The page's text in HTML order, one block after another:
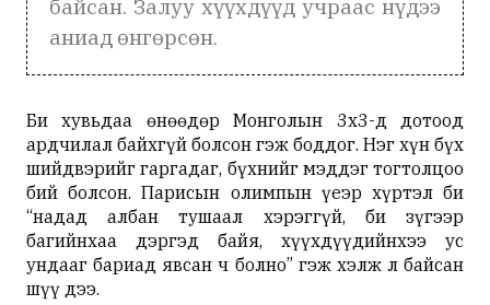
байсан. Залуу хүүхдүүд учраас нүдээ
аниад өнгөрсөн.
Би хувьдаа өнөөдөр Монголын 3х3-д дотоод
ардчилал байхгүй болсон гэж боддог. Нэг хүн бүх
шийдвэрийг гаргадаг, бүхнийг мэддэг тогтолцоо
бий болсон. Парисын олимпын үеэр хүртэл би
“надад албан тушаал хэрэггүй, би зүгээр
багийнхаа дэргэд байя, хүүхдүүдийнхээ ус
ундааг бариад явсан ч болно” гэж хэлж л байсан
шүү дээ.